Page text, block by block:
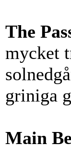
The
mycket
griniga
Main